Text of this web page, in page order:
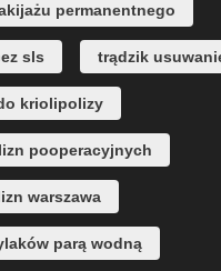
permanentnego
sls trądzik
kriolipolizy
pooperacyjnych
warszawa
parą wodną